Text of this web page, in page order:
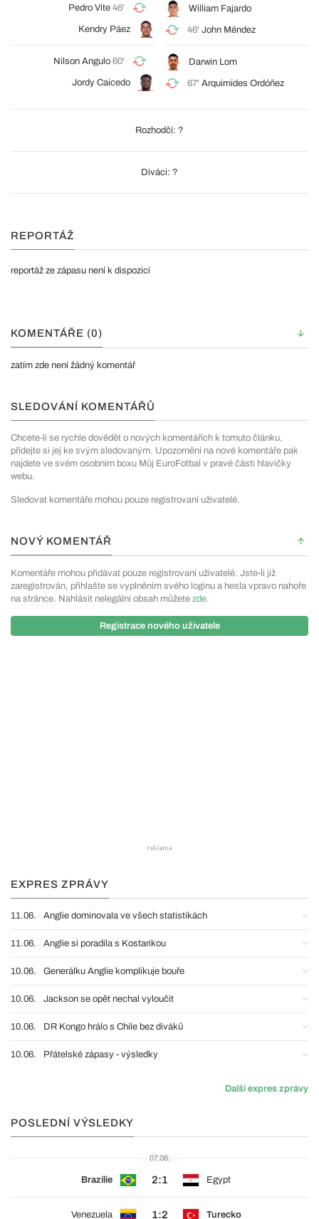
Pedro Vite 46'
Kendry Páez
William Fajardo
46' John Méndez
Nilson Angulo 60'
Jordy Caicedo
Darwin Lom
67' Arquimides Ordóñez
Rozhodčí: ?
Diváci: ?
REPORTÁŽ
reportáž ze zápasu není k dispozici
KOMENTÁŘE (0)
zatím zde není žádný komentář
SLEDOVÁNÍ KOMENTÁŘŮ
Chcete-li se rychle dovědět o nových komentářích k tomuto článku,
přidejte si jej ke svým sledovaným. Upozornění na nové komentáře pak
najdete ve svém osobním boxu Můj EuroFotbal v pravé části hlavičky
webu.
Sledovat komentáře mohou pouze registrovaní uživatelé.
NOVÝ KOMENTÁŘ
Komentáře mohou přidávat pouze registrovaní uživatelé. Jste-li již
zaregistrován, přihlašte se vyplněním svého loginu a hesla vpravo nahoře
na stránce. Nahlásit nelegální obsah můžete zde.
Registrace nového uživatele
EXPRES ZPRÁVY
11.06. Anglie dominovala ve všech statistikách
11.06. Anglie si poradila s Kostarikou
10.06. Generálku Anglie komplikuje bouře
10.06. Jackson se opět nechal vyloučit
10.06. DR Kongo hrálo s Chile bez diváků
10.06. Přátelské zápasy - výsledky
Další expres zprávy
POSLEDNÍ VÝSLEDKY
07.06.
Brazílie 2:1 Egypt
Venezuela 1:2 Turecko